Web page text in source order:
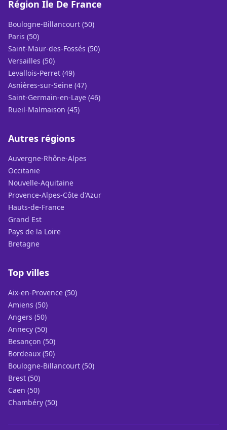
Région Ile De France
Boulogne-Billancourt (50)
Paris (50)
Saint-Maur-des-Fossés (50)
Versailles (50)
Levallois-Perret (49)
Asnières-sur-Seine (47)
Saint-Germain-en-Laye (46)
Rueil-Malmaison (45)
Autres régions
Auvergne-Rhône-Alpes
Occitanie
Nouvelle-Aquitaine
Provence-Alpes-Côte d'Azur
Hauts-de-France
Grand Est
Pays de la Loire
Bretagne
Top villes
Aix-en-Provence (50)
Amiens (50)
Angers (50)
Annecy (50)
Besançon (50)
Bordeaux (50)
Boulogne-Billancourt (50)
Brest (50)
Caen (50)
Chambéry (50)